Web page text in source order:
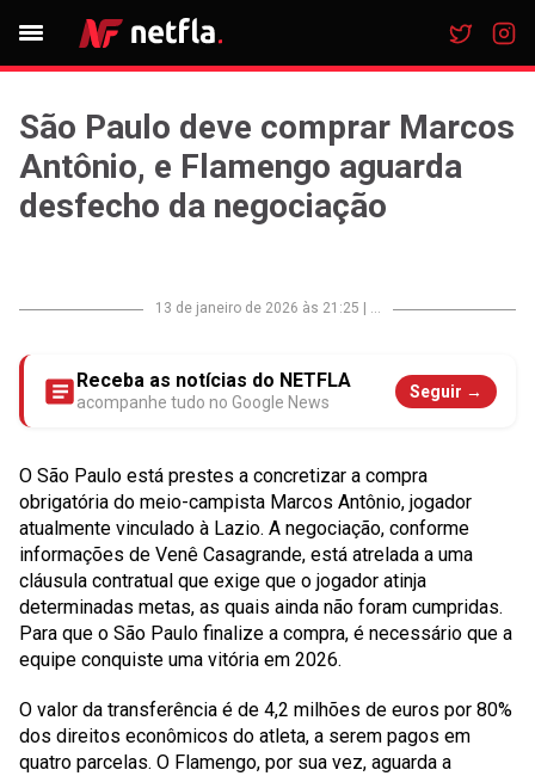
São Paulo deve comprar Marcos
Antônio, e Flamengo aguarda
desfecho da negociação
13 de janeiro de 2026 às 21:25 ...
Receba as notícias do NETFLA
acompanhe tudo no Google News
Seguir →
O São Paulo está prestes a concretizar a compra
obrigatória do meio-campista Marcos Antônio, jogador
atualmente vinculado à Lazio. A negociação, conforme
informações de Venê Casagrande, está atrelada a uma
cláusula contratual que exige que o jogador atinja
determinadas metas, as quais ainda não foram cumpridas.
Para que o São Paulo finalize a compra, é necessário que a
equipe conquiste uma vitória em 2026.
O valor da transferência é de 4,2 milhões de euros por 80%
dos direitos econômicos do atleta, a serem pagos em
quatro parcelas. O Flamengo, por sua vez, aguarda a